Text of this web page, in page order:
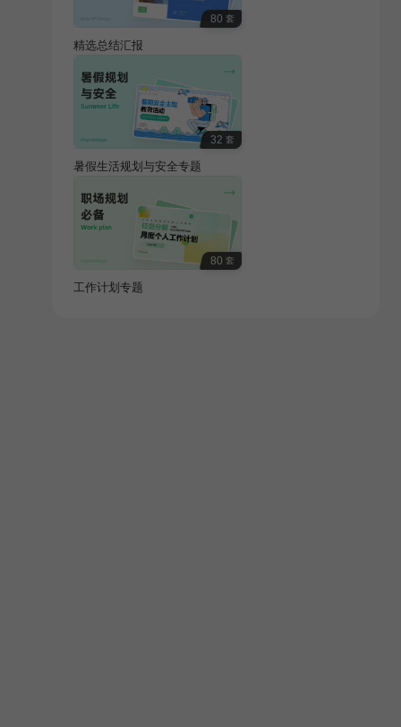
80 套
精选总结汇报
32 套
暑假生活规划与安全专题
80 套
工作计划专题